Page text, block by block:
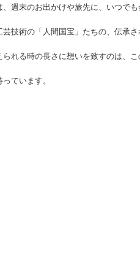
週末のお出かけや旅先に、いつで
技術の「人間国宝」たちの、伝承
れる時の長さに想いを致すのは、
ています。